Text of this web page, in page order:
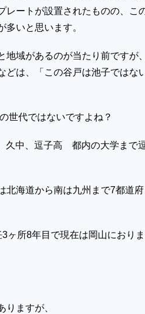
レートが設置されたものの、こ
いと思います。
地域があるのが当たり前ですが
どは、「この谷戸は池子ではな
世代ではないですよね？
中、逗子高 都内の大学まで
北海道から南は九州まで7都道府
3ヶ所8年目で現在は岡山におりま
ますが、